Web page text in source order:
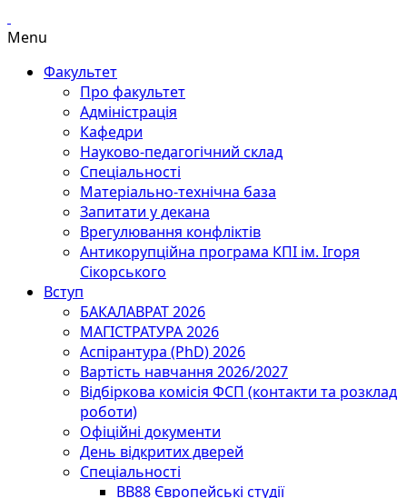
Menu
Факультет
Про факультет
Адміністрація
Кафедри
Науково-педагогічний склад
Спеціальності
Матеріально-технічна база
Запитати у декана
Врегулювання конфліктів
Антикорупційна програма КПІ ім. Ігоря
Сікорського
Вступ
БАКАЛАВРАТ 2026
МАГІСТРАТУРА 2026
Аспірантура (PhD) 2026
Вартість навчання 2026/2027
Відбіркова комісія ФСП (контакти та розклад
роботи)
Офіційні документи
День відкритих дверей
Спеціальності
BВ88 Європейські студії